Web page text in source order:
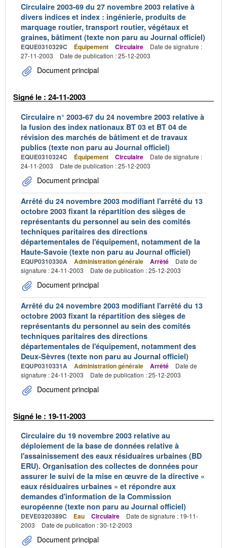
Circulaire 2003-69 du 27 novembre 2003 relative à
divers indices et index : ingénierie, produits de
marquage routier, transport routier, végétaux et
graines, bâtiment (texte non paru au Journal officiel)
EQUE0310329C Équipement Circulaire
Date de signature :
27-11-2003
Date de publication : 25-12-2003
Document principal
Signé le : 24-11-2003
Circulaire n° 2003-67 du 24 novembre 2003 relative à
la fusion des index nationaux BT 03 et BT 04 de
révision des marchés de bâtiment et de travaux
publics (texte non paru au Journal officiel)
EQUE0310324C Équipement Circulaire
Date de signature :
24-11-2003
Date de publication : 25-12-2003
Document principal
Arrêté du 24 novembre 2003 modifiant l'arrêté du 13
octobre 2003 fixant la répartition des sièges de
représentants du personnel au sein des comités
techniques paritaires des directions
départementales de l'équipement, notamment de la
Haute-Savoie (texte non paru au Journal officiel)
EQUP0310330A Administration générale Arrêté
Date de
signature : 24-11-2003
Date de publication : 25-12-2003
Document principal
Arrêté du 24 novembre 2003 modifiant l'arrêté du 13
octobre 2003 fixant la répartition des sièges de
représentants du personnel au sein des comités
techniques paritaires des directions
départementales de l'équipement, notamment des
Deux-Sèvres (texte non paru au Journal officiel)
EQUP0310331A Administration générale Arrêté
Date de
signature : 24-11-2003
Date de publication : 25-12-2003
Document principal
Signé le : 19-11-2003
Circulaire du 19 novembre 2003 relative au
déploiement de la base de données relative à
l'assainissement des eaux résiduaires urbaines (BD
ERU). Organisation des collectes de données pour
assurer le suivi de la mise en œuvre de la directive «
eaux résiduaires urbaines » et répondre aux
demandes d'information de la Commission
européenne (texte non paru au Journal officiel)
DEVE0320389C Eau Circulaire
Date de signature : 19-11-
2003
Date de publication : 30-12-2003
Document principal